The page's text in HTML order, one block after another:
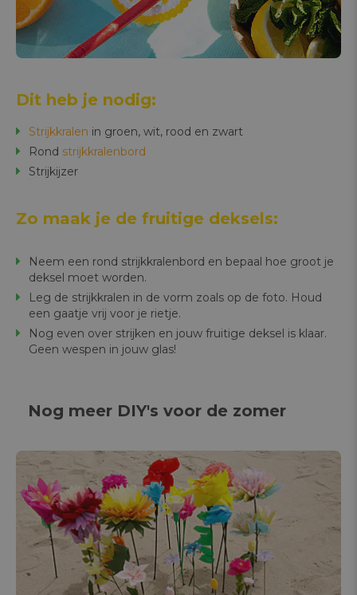
Dit heb je nodig:
Strijkkralen in groen, wit, rood en zwart
Rond strijkkralenbord
Strijkijzer
Zo maak je de fruitige deksels:
Neem een rond strijkkralenbord en bepaal hoe groot je
deksel moet worden.
Leg de strijkkralen in de vorm zoals op de foto. Houd
een gaatje vrij voor je rietje.
Nog even over strijken en jouw fruitige deksel is klaar.
Geen wespen in jouw glas!
Nog meer DIY's voor de zomer